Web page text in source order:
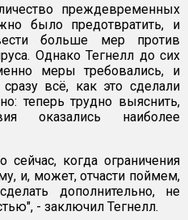
преждевременных
было предотвратить, и
больше мер против
Однако Тегнелл до сих
меры требовались, и
сразу всё, как это сделали
теперь трудно выяснить,
оказались наиболее
когда ограничения
и, может, отчасти поймем,
дополнительно, не
- заключил Тегнелл.